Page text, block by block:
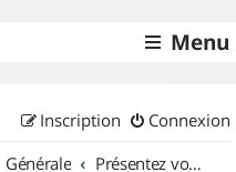
Menu
Connexion
Inscription
Générale Présentez vous !